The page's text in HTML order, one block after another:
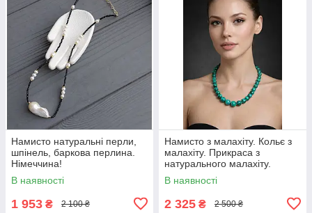
Намисто натуральні перли,
шпінель, баркова перлина.
Німеччина!
В наявності
1 953 ₴ 2 100 ₴
Намисто з малахіту. Кольє з
малахіту. Прикраса з
натурального малахіту.
Німеччина!
В наявності
2 325 ₴ 2 500 ₴